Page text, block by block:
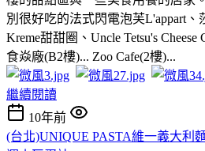
別很好吃的法式閃電泡芙L'appart、
Kreme甜甜圈、Uncle Tetsu's
食焱廠(B2樓)... Zoo Cafe(2樓)...
繼續閱讀
10年前
(台北)UNIQUE PASTA維一義大利